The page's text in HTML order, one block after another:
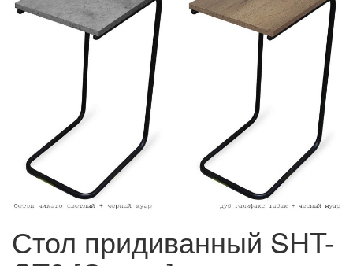
Стол придиванный SHT-